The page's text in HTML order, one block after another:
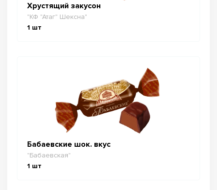
Хрустящий закусон
"КФ "Атаг" Шексна"
1 шт
Бабаевские шок. вкус
"Бабаевская"
1 шт